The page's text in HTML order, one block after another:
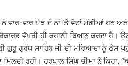
ਨੇ ਵਾਰ-ਵਾਰ ਪੰਥ ਦੇ ਨਾਂ ‘ਤੇ ਵੋਟਾਂ ਮੰਗੀਆਂ ਹਨ
ਵੱਖਰੀ ਹੀ ਕਹਾਣੀ ਬਿਆਨ ਕਰਦਾ ਹੈ।
ਗ੍ਰੰਥ ਸਾਹਿਬ ਜੀ ਦੀ ਮਰਿਆਦਾ ਨੂੰ ਠੇਸ
ਰਹੀ। ਹਰਪਾਲ ਸਿੰਘ ਚੀਮਾ ਨੇ ਕਿਹਾ,